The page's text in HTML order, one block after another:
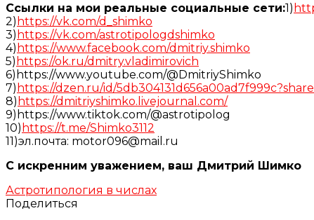
Ссылки на мои реальные социальные сети:1)
2) https://vk.com/d_shimko
3) https://vk.com/astrotipologdshimko
4) https://www.facebook.com/dmitriy.shimko
5) https://ok.ru/dmitry.vladimirovich
6)https://www.youtube.com/@DmitriyShimko
7) https://dzen.ru/id/
8) https://dmitriyshimko.livejournal.com/
9)https://www.tiktok.com/@astrotipolog
10) https://t.me/Shimko3112
11)эл.почта: motor096@mail.ru
С искренним уважением, ваш Дмитрий Шимко
Астротипология в числах
Поделиться